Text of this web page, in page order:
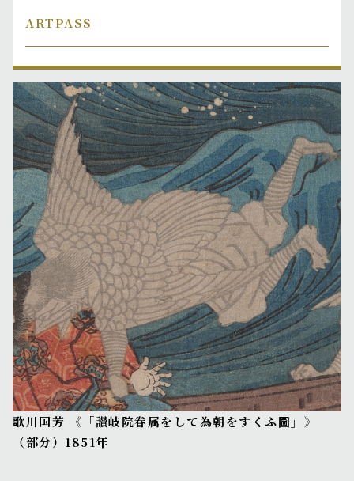
ARTPASS
歌川国芳 《「讃岐院眷属をして為朝をすくふ圖」》
（部分）1851年